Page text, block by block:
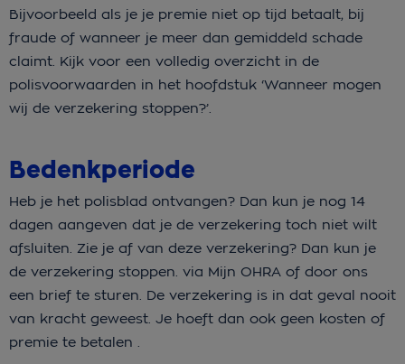
Bijvoorbeeld als je je premie niet op tijd betaalt, bij
fraude of wanneer je meer dan gemiddeld schade
claimt. Kijk voor een volledig overzicht in de
polisvoorwaarden in het hoofdstuk ‘Wanneer mogen
wij de verzekering stoppen?’.
Bedenkperiode
Heb je het polisblad ontvangen? Dan kun je nog 14
dagen aangeven dat je de verzekering toch niet wilt
afsluiten. Zie je af van deze verzekering? Dan kun je
de verzekering stoppen. via Mijn OHRA of door ons
een brief te sturen. De verzekering is in dat geval nooit
van kracht geweest. Je hoeft dan ook geen kosten of
premie te betalen .